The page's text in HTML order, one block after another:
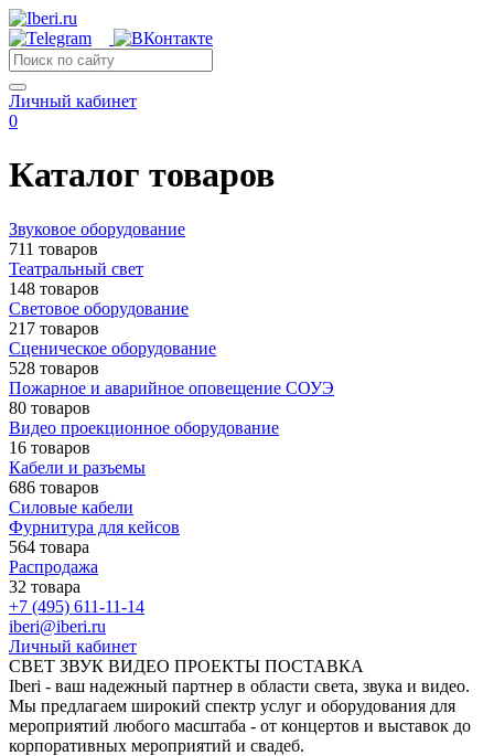
Личный кабинет
0
Каталог товаров
Звуковое оборудование
711 товаров
Театральный свет
148 товаров
Световое оборудование
217 товаров
Сценическое оборудование
528 товаров
Пожарное и аварийное оповещение СОУЭ
80 товаров
Видео проекционное оборудование
16 товаров
Кабели и разъемы
686 товаров
Силовые кабели
Фурнитура для кейсов
564 товара
Распродажа
32 товара
+7 (495) 611-11-14
iberi@iberi.ru
Личный кабинет
СВЕТ ЗВУК ВИДЕО ПРОЕКТЫ ПОСТАВКА
Iberi - ваш надежный партнер в области света, звука и видео.
Мы предлагаем широкий спектр услуг и оборудования для
мероприятий любого масштаба - от концертов и выставок до
корпоративных мероприятий и свадеб.